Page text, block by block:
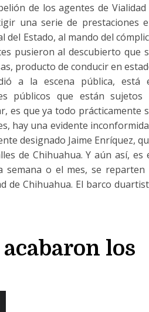
de los agentes de Vialidad
una serie de prestaciones
del Estado, al mando del
pusieron al descubierto que
producto de conducir en
a la escena pública, está
públicos que están sujetos
es que ya todo prácticamente
hay una evidente
designado Jaime Enríquez,
de Chihuahua. Y aún así, es
semana o el mes, se reparten
de Chihuahua. El barco
los